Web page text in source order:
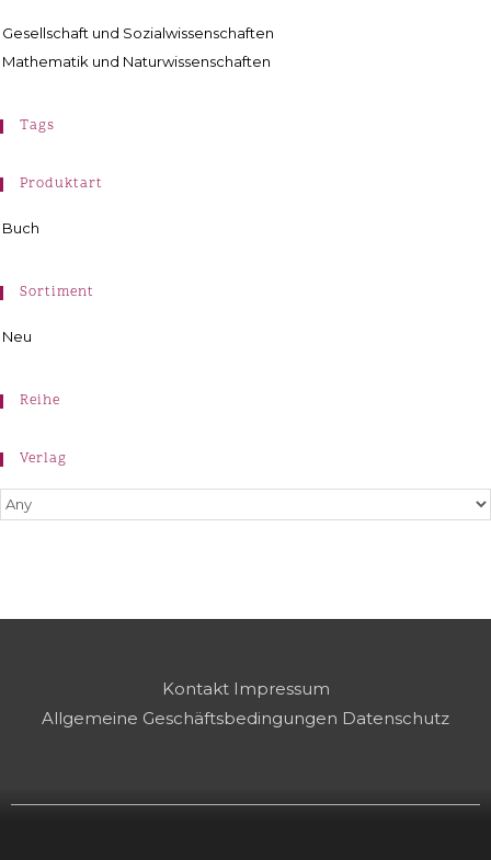
Gesellschaft und Sozialwissenschaften
Mathematik und Naturwissenschaften
Tags
Produktart
Buch
Sortiment
Neu
Reihe
Verlag
Kontakt Impressum
Allgemeine Geschäftsbedingungen Datenschutz